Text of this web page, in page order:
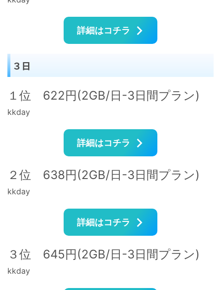
詳細はコチラ
３日
１位 622円(2GB/日-3日間プラン)
kkday
詳細はコチラ
２位 638円(2GB/日-3日間プラン)
kkday
詳細はコチラ
３位 645円(2GB/日-3日間プラン)
kkday